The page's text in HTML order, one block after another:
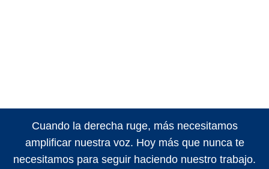
Cuando la derecha ruge, más necesitamos
amplificar nuestra voz. Hoy más que nunca te
necesitamos para seguir haciendo nuestro trabajo.